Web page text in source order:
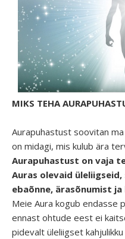
MIKS TEHA
Aurapuhastust soovitan
on midagi, mis kulub ära
Aurapuhastust on vaja
Auras olevaid
ebaõnne, ärasõnumist
Meie Aura kogub endasse
ennast ohtude eest ei
pidevalt üleliigset